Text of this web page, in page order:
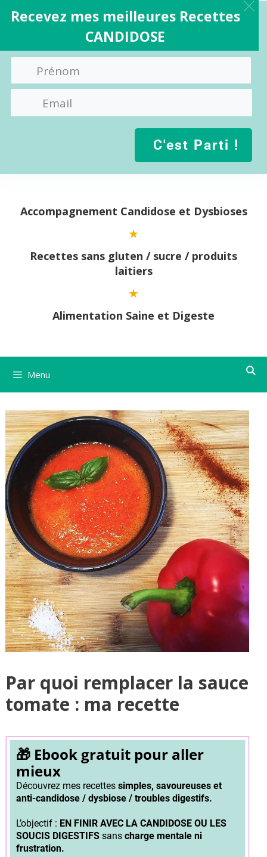
contenuAccompagnement Candidose et Dysbioses
Recettes sans gluten / sucre / produits
laitiers
Alimentation Saine et Digeste
Menu
Par quoi remplacer la sauce
tomate : ma recette
Recevez mes meilleures Recettes
CANDIDOSE
C'est Parti !